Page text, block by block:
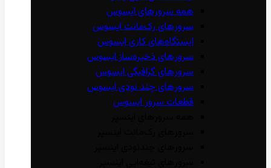
همه سرور‌های ایسوس
سرور‌های رک‌مانت ایسوس
ایستگاه‌های کاری ایسوس
سرور‌های ذخیره‌ساز ایسوس
سرور‌های گرافیگی ایسوس
سرور‌های چند نودی ایسوس
قطعات سرور ایسوس